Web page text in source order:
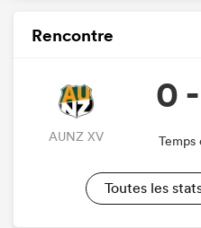
Rencontre
AUNZ XV
0
Temps
Toutes les